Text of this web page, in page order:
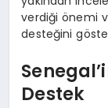
verdiği önemi
desteğini
Destek